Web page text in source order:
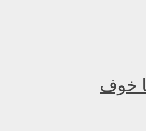
خوف